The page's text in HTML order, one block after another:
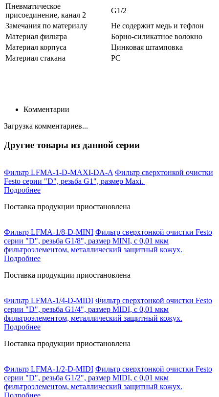
Пневматическое
присоединение, канал 2
G1/2
Замечания по материалу
Не содержит медь и тефлон
Материал фильтра
Борно-силикатное волокно
Материал корпуса
Цинковая штамповка
Материал стакана
PC
Комментарии
Загрузка комментариев...
Другие товары из данной серии
Фильтр LFMA-1-D-MAXI-DA-A Фильтр сверхтонкой очистки
Festo серии "D", резьба G1", размер Maxi.
Подробнее
Поставка продукции приостановлена
Фильтр LFMA-1/8-D-MINI Фильтр сверхтонкой очистки Festo
серии "D", резьба G1/8", размер MINI, с 0,01 мкм
фильтроэлементом, металлический защитный кожух.
Подробнее
Поставка продукции приостановлена
Фильтр LFMA-1/4-D-MIDI Фильтр сверхтонкой очистки Festo
серии "D", резьба G1/4", размер MIDI, с 0,01 мкм
фильтроэлементом, металлический защитный кожух.
Подробнее
Поставка продукции приостановлена
Фильтр LFMA-1/2-D-MIDI Фильтр сверхтонкой очистки Festo
серии "D", резьба G1/2", размер MIDI, с 0,01 мкм
фильтроэлементом, металлический защитный кожух.